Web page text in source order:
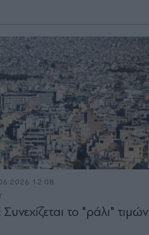
12:08
το "ράλι" τιμών